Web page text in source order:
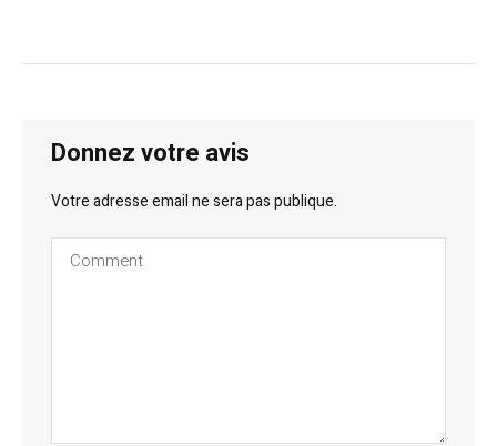
Donnez votre avis
Votre adresse email ne sera pas publique.